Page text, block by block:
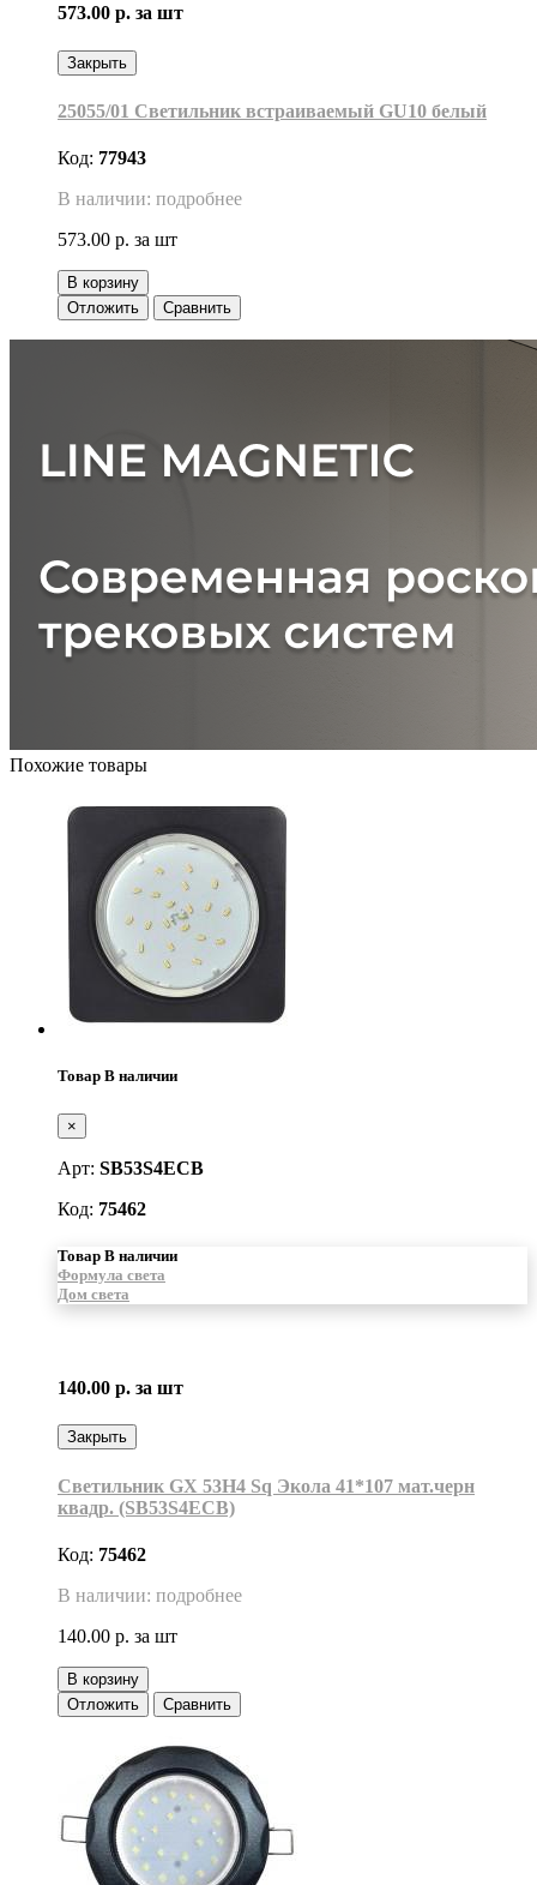
573.00 р. за шт
Закрыть
25055/01 Светильник встраиваемый GU10 белый
Код: 77943
В наличии: подробнее
573.00 р. за шт
В корзину
Отложить
Сравнить
Похожие товары
Товар В наличии
×
Арт: SB53S4ECB
Код: 75462
Товар В наличии
Формула света
Дом света
140.00 р. за шт
Закрыть
Светильник GX 53H4 Sq Экола 41*107 мат.черн
квадр. (SB53S4ECB)
Код: 75462
В наличии: подробнее
140.00 р. за шт
В корзину
Отложить
Сравнить